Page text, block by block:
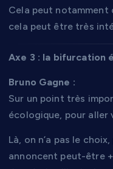
Cela peut
cela peut être très
Axe 3 : la bifurcation
Bruno Gagne :
Sur un point très
écologique, pour aller
Là, on n’a pas le
annoncent peut-être